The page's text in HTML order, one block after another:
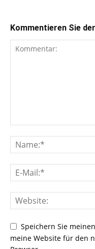
Kommentieren Sie
Speichern Sie
meine Website für den